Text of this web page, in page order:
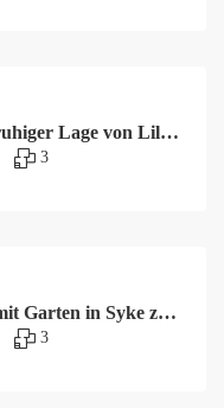
Sonnige 3-Zimmer-Wohnung in ruhiger Lage von Lilienthal-Trupermoor zu verkaufen!
3
Moderne Erdgeschosswohnung mit Garten in Syke zu vermieten!
3